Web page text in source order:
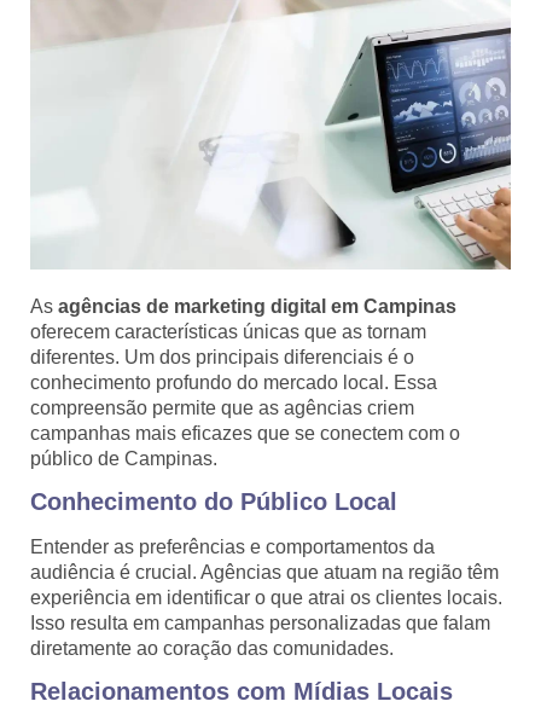
As agências de marketing digital em Campinas
oferecem características únicas que as tornam
diferentes. Um dos principais diferenciais é o
conhecimento profundo do mercado local. Essa
compreensão permite que as agências criem
campanhas mais eficazes que se conectem com o
público de Campinas.
Conhecimento do Público Local
Entender as preferências e comportamentos da
audiência é crucial. Agências que atuam na região têm
experiência em identificar o que atrai os clientes locais.
Isso resulta em campanhas personalizadas que falam
diretamente ao coração das comunidades.
Relacionamentos com Mídias Locais